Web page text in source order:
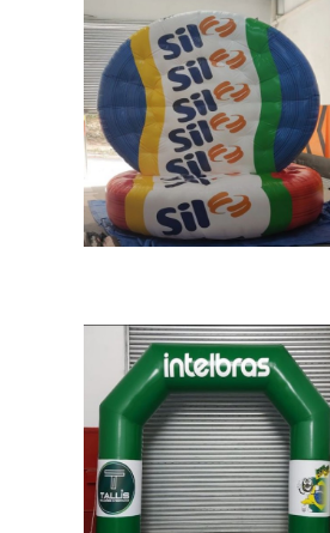
PRODUTO OFERECE
VANTAGENSA placa vem se
produto de extrema
segmentos como cafés,
shoppi...